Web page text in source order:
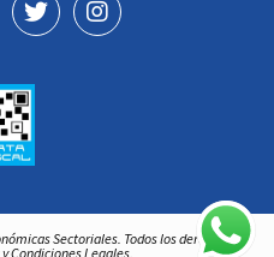
Sectoriales. Todos los derechos
Condiciones Legales.